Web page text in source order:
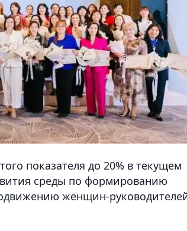
показателя до 20% в текущем
среды по формированию
женщин-